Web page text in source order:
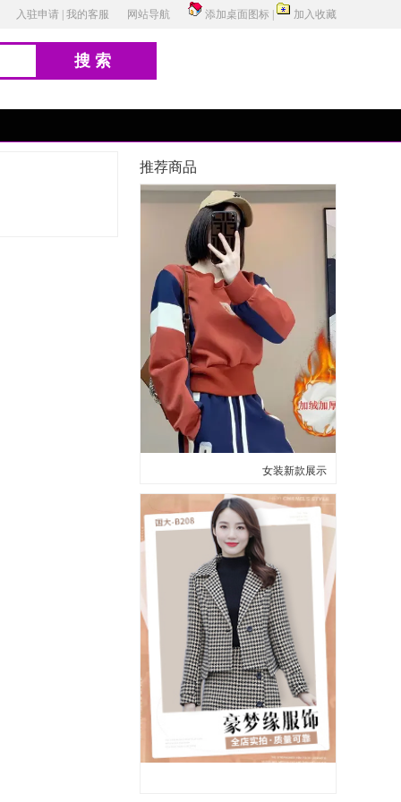
入驻申请 我的客服 网站导航 添加桌面图标 加入收藏
搜索
推荐商品
女装新款展示